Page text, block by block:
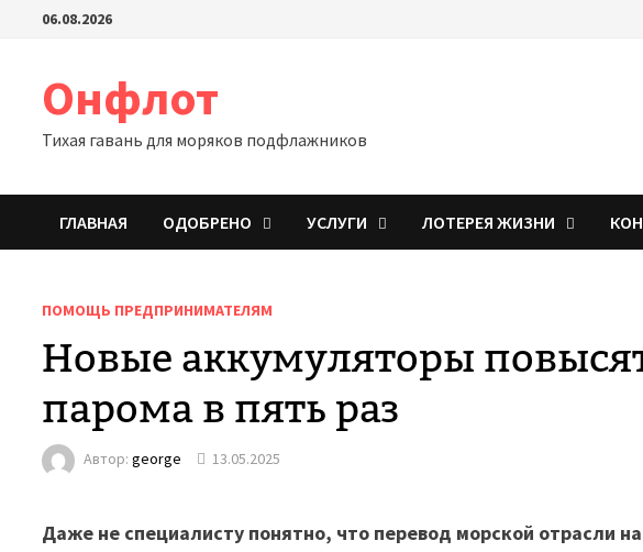
Перейти06.08.2026
Онфлот
Тихая гавань для моряков подфлажников
ГЛАВНАЯ ОДОБРЕНО УСЛУГИ ЛОТЕРЕЯ ЖИЗНИ
ПОМОЩЬ ПРЕДПРИНИМАТЕЛЯМ
Новые аккумуляторы
парома в пять раз
Автор:george 13.05.2025
Даже не специалисту понятно, что перевод морской отрасли